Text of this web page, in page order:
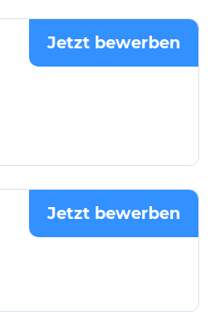
Jetzt bewerben
Jetzt bewerben